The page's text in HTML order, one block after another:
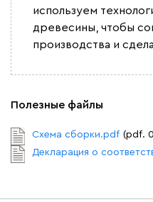
Бежевый Графит
Дарте
Графит Серый
используем
древесины, чтобы
производства и
Полезные файлы
Схема сборки.pdf (pdf.
Декларация о